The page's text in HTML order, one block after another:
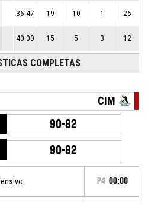
36:47 19 10 1 26
40:00 15 5 3 12
COMPLETAS
CIM
90-82
90-82
P4 00:00